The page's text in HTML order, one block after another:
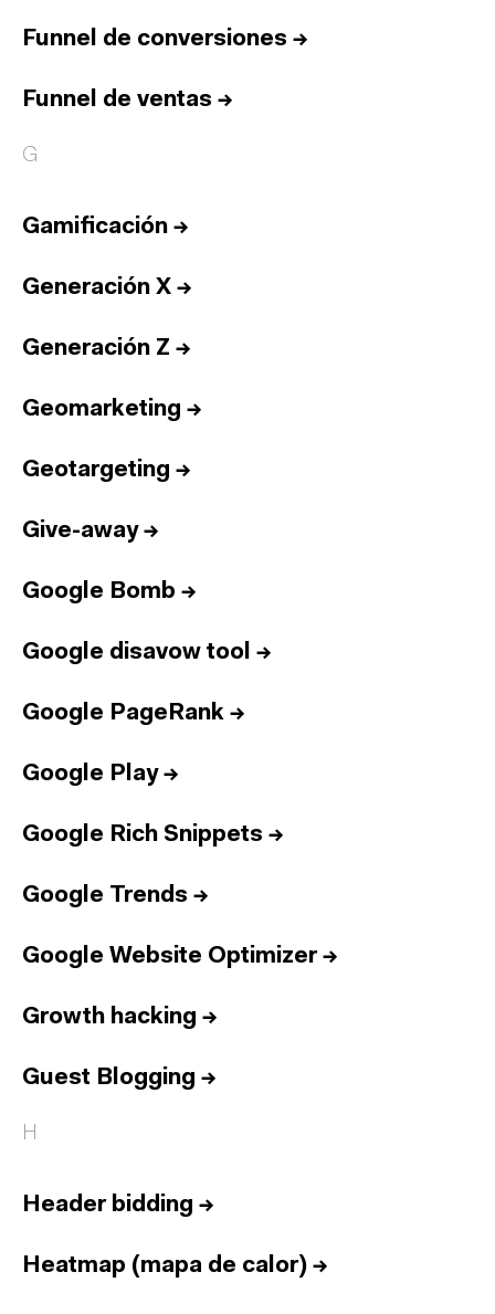
Funnel de conversiones →
Funnel de ventas →
G
Gamificación →
Generación X →
Generación Z →
Geomarketing →
Geotargeting →
Give-away→
Google Bomb →
Google disavow tool →
Google PageRank →
Google Play→
Google Rich Snippets →
Google Trends →
Google Website Optimizer→
Growth hacking →
Guest Blogging →
H
Header bidding →
Heatmap (mapa de calor) →